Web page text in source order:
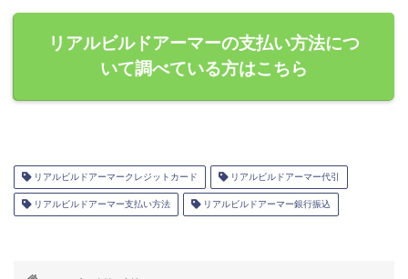
リアルビルドアーマーの支払い方法につ
いて調べている方はこちら
リアルビルドアーマークレジットカード リアルビルドアーマー代引
リアルビルドアーマー支払い方法 リアルビルドアーマー銀行振込